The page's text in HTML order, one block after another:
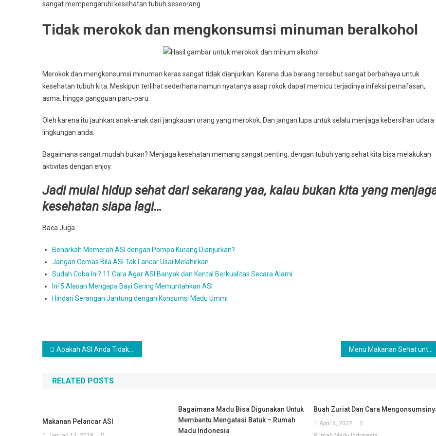
sangat mempengaruhi kesehatan tubuh seseorang.
Tidak merokok dan mengkonsumsi minuman beralkohol
Merokok dan mengkonsumsi minuman keras sangat tidak dianjurkan. Karena dua barang tersebut sangat berbahaya untuk
kesehatan tubuh kita. Meskipun terlihat sederhana namun nyatanya asap rokok dapat memicu terjadinya infeksi pernafasan,
asma, hingga gangguan paru-paru.
Oleh karena itu jauhkan anak-anak dari jangkauan orang yang merokok. Dan jangan lupa untuk selalu menjaga kebersihan udara
lingkungan anda.
Bagaimana sangat mudah bukan? Menjaga kesehatan memang sangat penting, dengan tubuh yang sehat kita bisa melakukan
aktivitas dengan enjoy.
Jadi mulai hidup sehat dari sekarang yaa, kalau bukan kita yang
kesehatan siapa lagi…
Baca Juga :
Benarkah Memerah ASI dengan Pompa Kurang Dianjurkan?
Jangan Cemas Bila ASI Tak Lancar Usai Melahirkan
Sudah Coba Ini? 11 Cara Agar ASI Banyak dan Kental Berkualitas Secara Alami
Ini 5 Alasan Mengapa Bayi Sering Memuntahkan ASI
Hindari Serangan Jantung dengan Konsumsi Madu Ummi
Navigasi
pos
Apakah ASI Anda Tidak Lancar ? Inilah Solusinya
RELATED POSTS
Makanan Pelancar ASI
Bagaimana Madu Bisa Digunakan Untuk
Membantu Mengatasi Batuk – Rumah
Madu Indonesia
Buah Zuriat Dan Cara
April 5, 2022